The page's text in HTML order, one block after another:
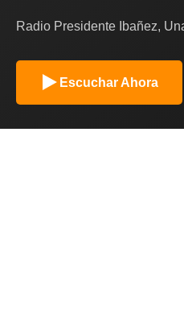
Radio Presidente Ibañez,
Escuchar Ahora